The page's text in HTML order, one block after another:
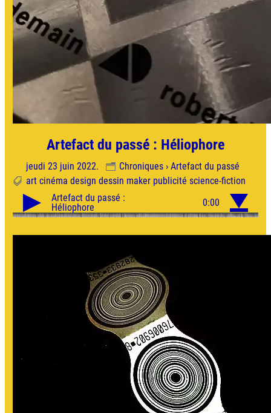
Artefact du passé : Héliophore
jeudi 23 juin 2022.
Chroniques › Artefact du passé
art cinéma design dessin maker publicité science-fiction